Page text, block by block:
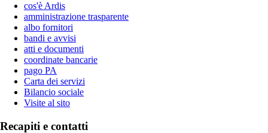
cos'è Ardis
amministrazione trasparente
albo fornitori
bandi e avvisi
atti e documenti
coordinate bancarie
pago PA
Carta dei servizi
Bilancio sociale
Visite al sito
Recapiti e contatti